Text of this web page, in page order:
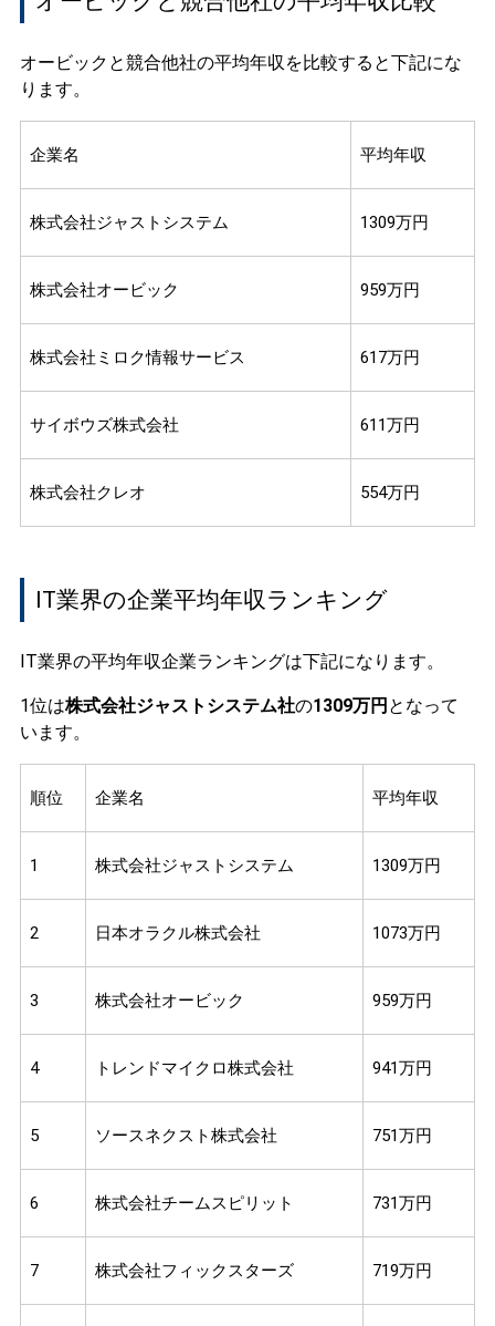
オービックと競合他社の平均年収を比較すると下記にな
ります。
企業名 平均年収
株式会社ジャストシステム 1309万円
株式会社オービック 959万円
株式会社ミロク情報サービス 617万円
サイボウズ株式会社 611万円
株式会社クレオ 554万円
IT業界の企業平均年収ランキング
IT業界の平均年収企業ランキングは下記になります。
1位は株式会社ジャストシステム社の1309万円 となって
います。
順位 企業名 平均年収
1 株式会社ジャストシステム 1309万円
2 日本オラクル株式会社 1073万円
3 株式会社オービック 959万円
4 トレンドマイクロ株式会社 941万円
5 ソースネクスト株式会社 751万円
6 株式会社チームスピリット 731万円
7 株式会社フィックスターズ 719万円